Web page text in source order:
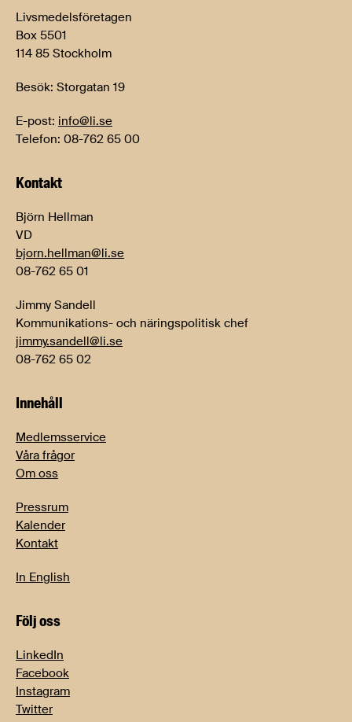
Livsmedelsföretagen
Box 5501
114 85 Stockholm
Besök: Storgatan 19
E-post: info@li.se
Telefon: 08-762 65 00
Kontakt
Björn Hellman
VD
bjorn.hellman@li.se
08-762 65 01
Jimmy Sandell
Kommunikations- och näringspolitisk chef
jimmy.sandell@li.se
08-762 65 02
Innehåll
Medlemsservice
Våra frågor
Om oss
Pressrum
Kalender
Kontakt
In English
Följ oss
LinkedIn
Facebook
Instagram
Twitter